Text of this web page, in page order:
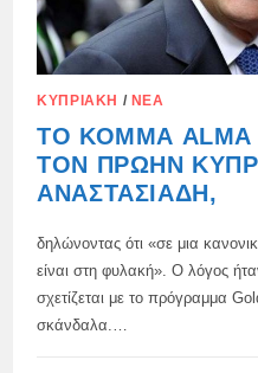
ΚΥΠΡΙΑΚΉ / ΝΈΑ
ΤΟ ΚΌΜΜΑ ALMA
ΤΟΝ ΠΡΏΗΝ
ΑΝΑΣΤΑΣΙΆΔΗ,
δηλώνοντας ότι «σε μια
είναι στη φυλακή». Ο λόγος
σχετίζεται με το πρόγραμμα
σκάνδαλα.…